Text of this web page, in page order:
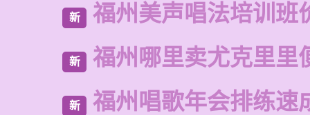
新 福州美声唱法培训班
新 福州哪里卖尤克里里
新 福州唱歌年会排练速